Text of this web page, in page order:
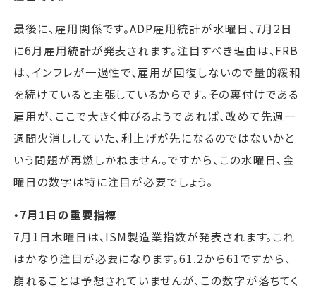
最後に、雇用関係です。ADP雇用統計が水曜日、7月2日
に6月雇用統計が発表されます。注目すべき理由は、FRB
は、インフレが一過性で、雇用が回復しないので量的緩和
を続けていると主張しているからです。その裏付けである
雇用が、ここで大きく伸びるようであれば、改めて先週一
週間火消ししていた、利上げが先になるのではないかと
いう問題が再燃しかねません。ですから、この水曜日、金
曜日の数字は特に注目が必要でしょう。
・7月1日の重要指標
7月1日木曜日は、ISM製造業指数が発表されます。これ
はかなり注目が必要になります。61.2から61ですから、
崩れることは予想されていませんが、この数字が落ちてく